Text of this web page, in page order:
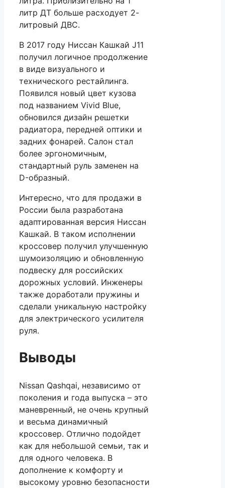
литр ДТ больше расходует 2-
литровый ДВС.
В 2017 году Ниссан Кашкай J11
получил логичное продолжение
в виде визуального и
технического рестайлинга.
Появился новый цвет кузова
под названием Vivid Blue,
обновился дизайн решетки
радиатора, передней оптики и
задних фонарей. Салон стал
более эргономичным,
стандартный руль заменен на
D-образный.
Интересно, что для продажи в
России была разработана
адаптированная версия Ниссан
Кашкай. В таком исполнении
кроссовер получил улучшенную
шумоизоляцию и обновленную
подвеску для российских
дорожных условий. Инженеры
также доработали пружины и
сделали уникальную настройку
для электрического усилителя
руля.
Выводы
Nissan Qashqai, независимо от
поколения и года выпуска – это
маневренный, не очень крупный
и весьма динамичный
кроссовер. Отлично подойдет
как для небольшой семьи, так и
для одного человека. В
дополнение к комфорту и
высокому уровню безопасности